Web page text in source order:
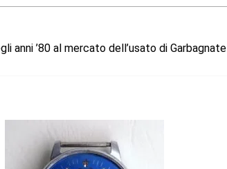
anni ’80 al mercato dell’usato di Garbagnate